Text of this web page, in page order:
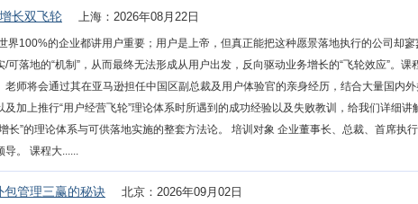
长双飞轮 上海：2026年08月22日
界100%的企业都讲用户重要；用户是上帝，但真正能把这种愿景落地执行的公司却寥
可落地的“机制”，从而最终无法形成从用户出发，反向驱动业务增长的“飞轮效应”。课
老师将会通过其在亚马逊担任中国区副总裁及用户体验官的亲身经历，结合大量国内
及加上推行“用户经营飞轮”理论体系时所遇到的成功经验以及失败教训，给我们详细讲
长”的理论体系与可供落地实施的整套方法论。 培训对象 企业董事长、总裁、首席执
导。 课程大......
包管理三赢的秘诀 北京：2026年09月02日